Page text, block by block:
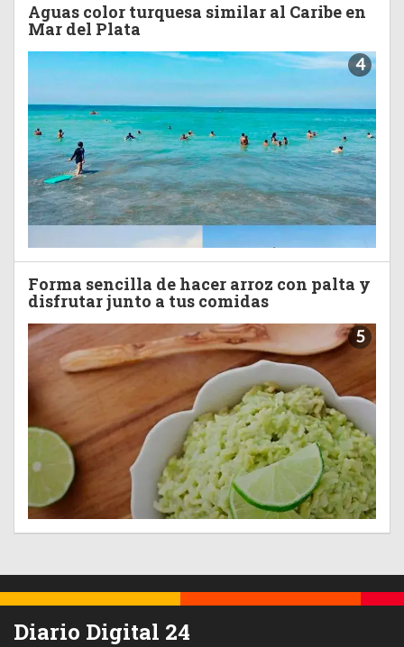
Aguas color turquesa similar al Caribe en
Mar del Plata
4
Forma sencilla de hacer arroz con palta y
disfrutar junto a tus comidas
5
Diario Digital 24